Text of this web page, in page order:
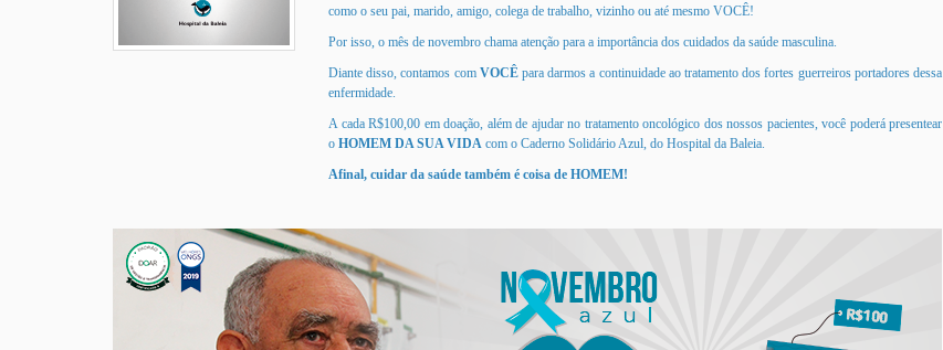
como o seu pai, marido, amigo, colega de trabalho, vizinho ou até mesmo VOCÊ!
Por isso, o mês de novembro chama atenção para a importância dos cuidados da saúde masculina.
Diante disso, contamos com VOCÊpara darmos a continuidade ao tratamento dos fortes guerreiros portadores dessa
enfermidade.
A cada R$100,00 em doação, além de ajudar no tratamento oncológico dos nossos pacientes, você poderá presentear
o HOMEM DA SUA VIDA com o Caderno Solidário Azul, do Hospital da Baleia.
Afinal, cuidar da saúde também é coisa de HOMEM!